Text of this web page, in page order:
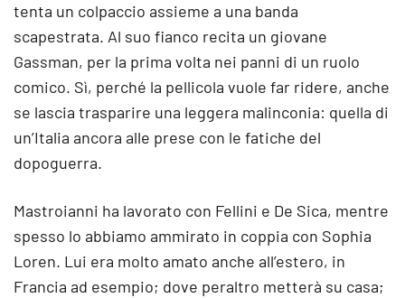
tenta un colpaccio assieme a una banda
scapestrata. Al suo fianco recita un giovane
Gassman, per la prima volta nei panni di un ruolo
comico. Sì, perché la pellicola vuole far ridere, anche
se lascia trasparire una leggera malinconia: quella di
un’Italia ancora alle prese con le fatiche del
dopoguerra.
Mastroianni ha lavorato con Fellini e De Sica, mentre
spesso lo abbiamo ammirato in coppia con Sophia
Loren. Lui era molto amato anche all’estero, in
Francia ad esempio; dove peraltro metterà su casa;